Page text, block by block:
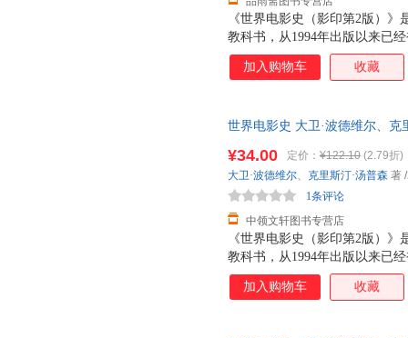
《世界电影史（影印第2版）
教科书，从1994年出版以来已
本。其在内容上浩繁渊博，上
片、纪录片到先锋实验电影，
别是中国电影的研究篇幅，体
针对电影产业链条上的各个部
了原著的版式和索引部分，可
的读者们的需要。
加入购物车 收藏
世界电影史 大卫·波德维尔、克
《世界电影史（影印第2版）
教科书，从1994年出版以来已
本。其在内容上浩繁渊博，上
片、纪录片到先锋实验电影，
¥34.00 定价： ¥122.10 (2.79折)
中领文轩图书专营店
1条评论
大卫·波德维尔、 克里斯汀·汤普森 著
加入购物车 收藏